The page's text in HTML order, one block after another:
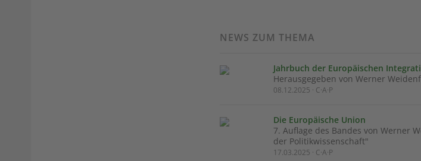
NEWS ZUM THEMA
Jahrbuch der Europäischen
Herausgegeben von Werner
08.12.2025 · C·A·P
Die Europäische Union
7. Auflage des Bandes von Werner
der Politikwissenschaft"
17.03.2025 · C·A·P